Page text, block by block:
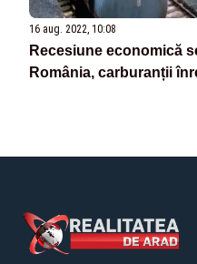
16 aug. 2022, 10:08
Recesiune economică
România, carburanții